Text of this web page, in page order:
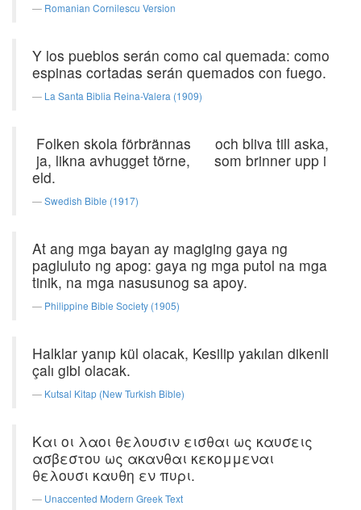
Romanian Cornilescu Version
Y los pueblos serán como cal quemada: como
espinas cortadas serán quemados con fuego.
La Santa Biblia Reina-Valera (1909)
Folken skola förbrännas och bliva till aska,
ja, likna avhugget törne, som brinner upp i
eld.
Swedish Bible (1917)
At ang mga bayan ay magiging gaya ng
pagluluto ng apog: gaya ng mga putol na mga
tinik, na mga nasusunog sa apoy.
Philippine Bible Society (1905)
Halklar yanıp kül olacak, Kesilip yakılan dikenli
çalı gibi olacak.
Kutsal Kitap (New Turkish Bible)
Και οι λαοι θελουσιν εισθαι ως καυσεις
ασβεστου ως ακανθαι κεκομμεναι
θελουσι καυθη εν πυρι.
Unaccented Modern Greek Text